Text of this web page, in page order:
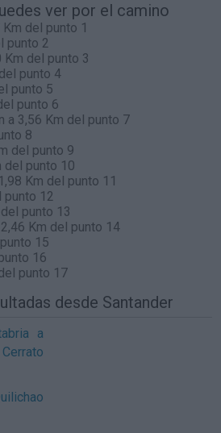
ver por el camino
Km del punto 1
punto 2
Km del punto 3
punto 4
punto 5
punto 6
a 3,56 Km del punto 7
8
del punto 9
del punto 10
Km del punto 11
punto 12
punto 13
Km del punto 14
15
16
punto 17
desde Santander
a